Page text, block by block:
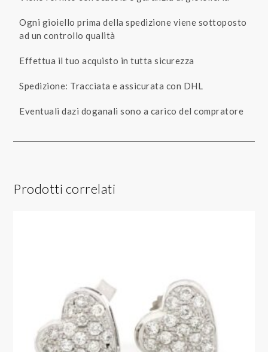
Ogni gioiello prima della spedizione viene sottoposto
ad un controllo qualità
Effettua il tuo acquisto in tutta sicurezza
Spedizione: Tracciata e assicurata con DHL
Eventuali dazi doganali sono a carico del compratore
Prodotti correlati